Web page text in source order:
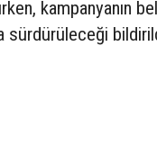
kampanyanın
sürdürüleceği